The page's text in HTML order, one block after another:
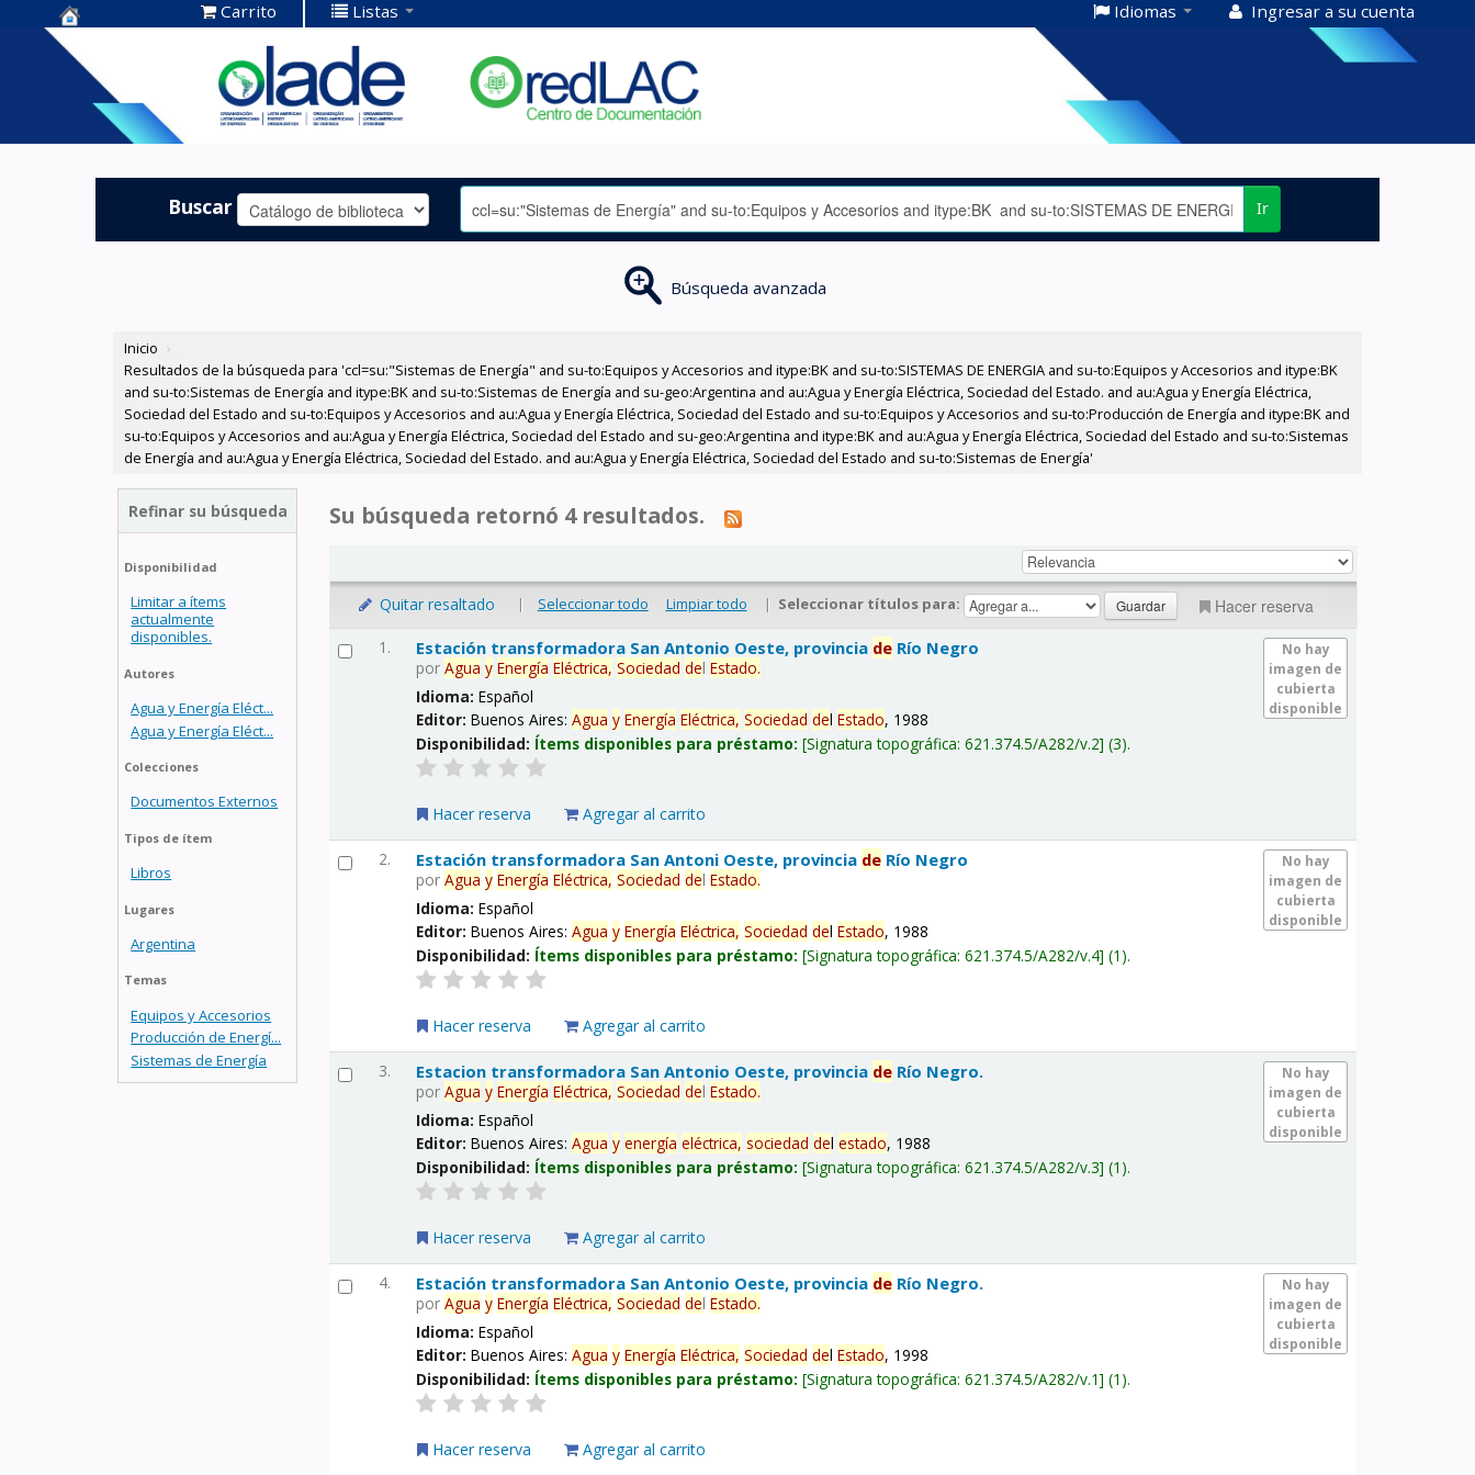
Centro de
Documentación
OLADE -
Carrito Listas Idiomas Ingresar a su cuenta
Buscar Ir
Búsqueda avanzada
Inicio ›
Resultados de la búsqueda para 'ccl=su:"Sistemas de Energía" and su-to:Equipos y Accesorios and itype:BK and su-to:SISTEMAS DE ENERGIA and su-to:Equipos y Accesorios and itype:BK
and su-to:Sistemas de Energía and itype:BK and su-to:Sistemas de Energía and su-geo:Argentina and au:Agua y Energía Eléctrica, Sociedad del Estado. and au:Agua y Energía Eléctrica,
Sociedad del Estado and su-to:Equipos y Accesorios and au:Agua y Energía Eléctrica, Sociedad del Estado and su-to:Equipos y Accesorios and su-to:Producción de Energía and itype:BK and
su-to:Equipos y Accesorios and au:Agua y Energía Eléctrica, Sociedad del Estado and su-geo:Argentina and itype:BK and au:Agua y Energía Eléctrica, Sociedad del Estado and su-to:Sistemas
de Energía and au:Agua y Energía Eléctrica, Sociedad del Estado. and au:Agua y Energía Eléctrica, Sociedad del Estado and su-to:Sistemas de Energía'
Refinar su búsqueda
Disponibilidad
Limitar a ítems
actualmente
disponibles.
Autores
Agua y Energía Eléct...
Agua y Energía Eléct...
Colecciones
Documentos Externos
Tipos de ítem
Libros
Lugares
Argentina
Temas
Equipos y Accesorios
Producción de Energí...
Sistemas de Energía
Su búsqueda retornó 4 resultados.
Quitar resaltado | Seleccionar todo Limpiar todo | Seleccionar títulos para: Hacer reserva
1.
No hay
imagen de
cubierta
disponible
Estación transformadora San Antonio Oeste, provincia de Río Negro
porAgua y Energía Eléctrica, Sociedad delEstado.
Idioma:Español
Editor:Buenos Aires:Agua y Energía Eléctrica, Sociedad delEstado, 1988
Disponibilidad: Ítems disponibles para préstamo: Signatura topográfica:621.374.5/A282/v.2 (3).
Hacer reserva Agregar al carrito
2.
No hay
imagen de
cubierta
disponible
Estación transformadora San Antoni Oeste, provincia de Río Negro
porAgua y Energía Eléctrica, Sociedad delEstado.
Idioma:Español
Editor:Buenos Aires:Agua y Energía Eléctrica, Sociedad delEstado, 1988
Disponibilidad: Ítems disponibles para préstamo: Signatura topográfica:621.374.5/A282/v.4 (1).
Hacer reserva Agregar al carrito
3.
No hay
imagen de
cubierta
disponible
Estacion transformadora San Antonio Oeste, provincia de Río Negro.
porAgua y Energía Eléctrica, Sociedad delEstado.
Idioma:Español
Editor:Buenos Aires:Agua y energía eléctrica, sociedad delestado, 1988
Disponibilidad: Ítems disponibles para préstamo: Signatura topográfica:621.374.5/A282/v.3 (1).
Hacer reserva Agregar al carrito
4.
No hay
imagen de
cubierta
disponible
Estación transformadora San Antonio Oeste, provincia de Río Negro.
porAgua y Energía Eléctrica, Sociedad delEstado.
Idioma:Español
Editor:Buenos Aires:Agua y Energía Eléctrica, Sociedad delEstado, 1998
Disponibilidad: Ítems disponibles para préstamo: Signatura topográfica:621.374.5/A282/v.1 (1).
Hacer reserva Agregar al carrito